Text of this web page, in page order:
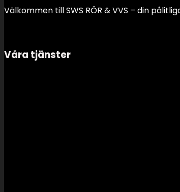
Välkommen till SWS RÖR & VVS – din
Våra tjänster